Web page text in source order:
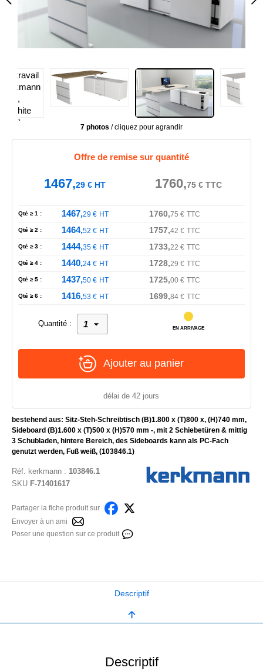
7 photos / cliquez pour agrandir
bestehend aus: Sitz-Steh-Schreibtisch (B)1.800 x (T)800 x, (H)740 mm,
Sideboard (B)1.600 x (T)500 x (H)570 mm -, mit 2 Schiebetüren & mittig
3 Schubladen, hintere Bereich, des Sideboards kann als PC-Fach
genutzt werden, Fuß weiß, (103846.1)
Réf. kerkmann: 103846.1
SKU F-71401617
Partager la fiche produit sur
Envoyer à un ami
Poser une question sur ce produit
Offre de remise sur quantité
1467,29€HT 1760,75€TTC
Qté ≥ 1 : 1467,29€ HT 1760,75 € TTC
Qté ≥ 2 : 1464,52 € HT 1757,42 € TTC
Qté ≥ 3 : 1444,35€ HT 1733,22 € TTC
Qté ≥ 4 : 1440,24€ HT 1728,29 € TTC
Qté ≥ 5 : 1437,50€ HT 1725,00€ TTC
Qté ≥ 6 : 1416,53€ HT 1699,84€ TTC
Quantité :
EN ARRIVAGE
Ajouter au panier
délai de 42 jours
Descriptif
Descriptif